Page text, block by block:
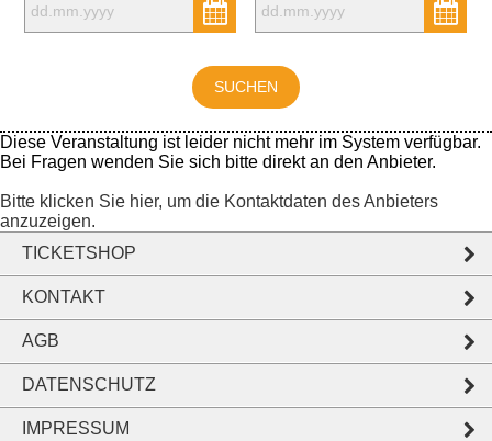
Diese Veranstaltung ist leider nicht mehr im System verfügbar.
Bei Fragen wenden Sie sich bitte direkt an den Anbieter.
Bitte klicken Sie hier, um die Kontaktdaten des Anbieters
anzuzeigen.
TICKETSHOP
KONTAKT
AGB
DATENSCHUTZ
IMPRESSUM